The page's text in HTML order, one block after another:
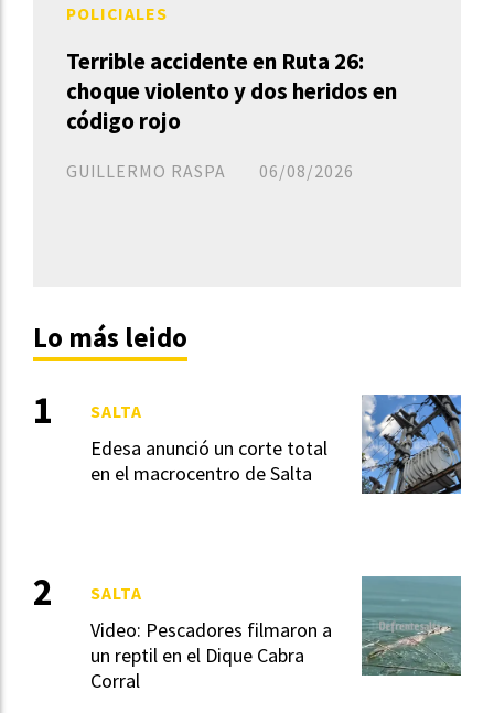
Terrible accidente en Ruta 26:
choque violento y dos heridos en
código rojo
GUILLERMO RASPA
POLICIALES
06/08/2026
Lo más leido
Edesa anunció un corte total
en el macrocentro de Salta
SALTA
Video: Pescadores filmaron a
un reptil en el Dique Cabra
Corral
SALTA